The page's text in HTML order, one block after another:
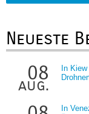
Neueste
08
aug.
In
In